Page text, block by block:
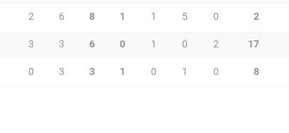
2 6 8 1 1 5 0 2
3 3 6 0 1 0 2 17
0 3 3 1 0 1 0 8